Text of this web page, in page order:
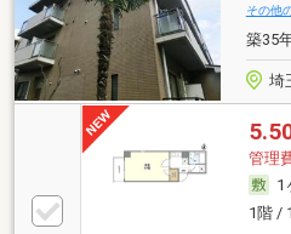
その他
築35
埼
管理
1
1階 /